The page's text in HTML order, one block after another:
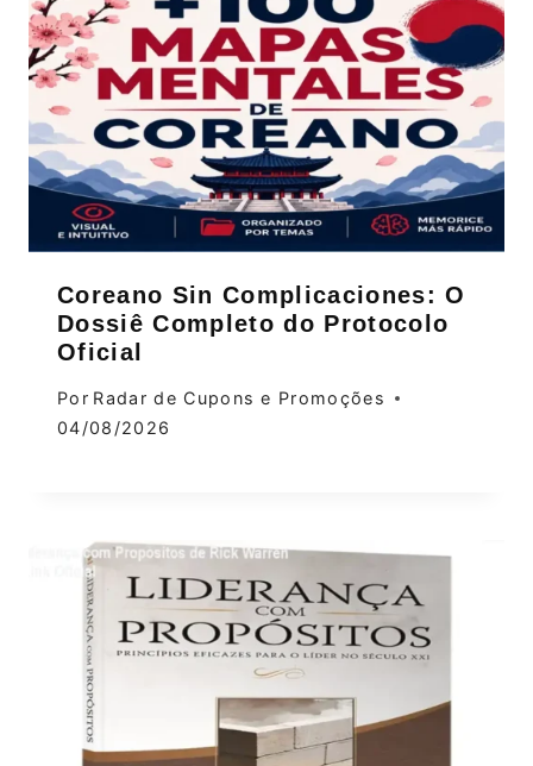
Coreano Sin Complicaciones: O
Dossiê Completo do Protocolo
Oficial
Por Radar de Cupons e Promoções
04/08/2026